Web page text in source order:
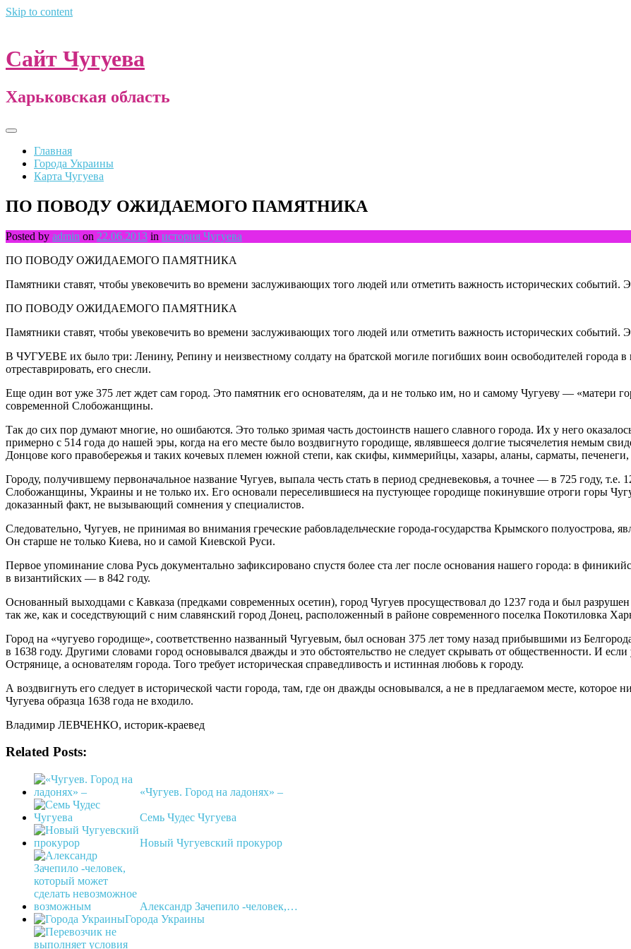
Skip to content
Сайт Чугуева
Харьковская область
Главная
Города Украины
Карта Чугуева
ПО ПОВОДУ ОЖИДАЕМОГО ПАМЯТНИКА
Posted by admin on 22.06.2013 in история Чугуева
ПО ПОВОДУ ОЖИДАЕМОГО ПАМЯТНИКА
Памятники ставят, чтобы увековечить во времени заслуживающих того людей или отметить важность исторических событий.
ПО ПОВОДУ ОЖИДАЕМОГО ПАМЯТНИКА
Памятники ставят, чтобы увековечить во времени заслуживающих того людей или отметить важность исторических событий.
В ЧУГУЕВЕ их было три: Ленину, Репину и неизвестному солдату на братской могиле погибших воин освободителей города
отреставрировать, его снесли.
Еще один вот уже 375 лет ждет сам город. Это памятник его основателям, да и не только им, но и самому Чугуеву — «матери
современной Слобожанщины.
Так до сих пор думают многие, но ошибаются. Это только зримая часть достоинств нашего славного города. Их у него
примерно с 514 года до нашей эры, когда на его месте было воздвигнуто городище, являвшееся долгие тысячелетия немым
Донцове кого правобережья и таких кочевых племен южной степи, как скифы, киммерийцы, хазары, аланы, сарматы,
Городу, получившему первоначальное название Чугуев, выпала честь стать в период средневековья, а точнее — в 725 году,
Слобожанщины, Украины и не только их. Его основали переселившиеся на пустующее городище покинувшие отроги горы
доказанный факт, не вызывающий сомнения у специалистов.
Следовательно, Чугуев, не принимая во внимания греческие рабовладельческие города-государства Крымского
Он старше не только Киева, но и самой Киевской Руси.
Первое упоминание слова Русь документально зафиксировано спустя более ста лег после основания нашего города: в
в византийских — в 842 году.
Основанный выходцами с Кавказа (предками современных осетин), город Чугуев просуществовал до 1237 года и был
так же, как и соседствующий с ним славянский город Донец, расположенный в районе современного поселка Покотиловка
Город на «чугуево городище», соответственно названный Чугуевым, был основан 375 лет тому назад прибывшими из
в 1638 году. Другими словами город основывался дважды и это обстоятельство не следует скрывать от общественности. И
Острянице, а основателям города. Того требует историческая справедливость и истинная любовь к городу.
А воздвигнуть его следует в исторической части города, там, где он дважды основывался, а не в предлагаемом месте, которое
Чугуева образца 1638 года не входило.
Владимир ЛЕВЧЕНКО, историк-краевед
Related Posts:
«Чугуев. Город на ладонях» –
Семь Чудес Чугуева
Новый Чугуевский прокурор
Александр Зачепило -человек,…
Города Украины